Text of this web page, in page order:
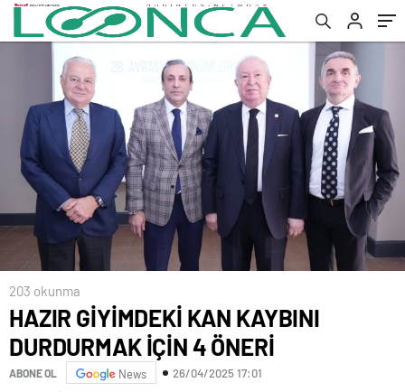
203 okunma
HAZIR GİYİMDEKİ KAN KAYBINI
DURDURMAK İÇİN 4 ÖNERİ
ABONE OL News 26/04/2025 17:01